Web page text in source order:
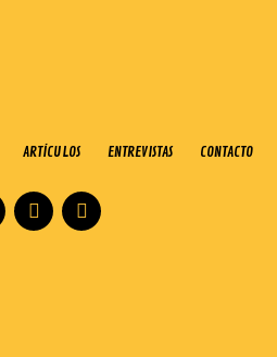
ARTÍCULOS ENTREVISTAS CONTACTO